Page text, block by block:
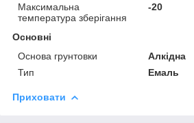
Максимальна
температура зберігання
-20
Основні
Основа грунтовки
Алкідна
Тип
Емаль
Приховати